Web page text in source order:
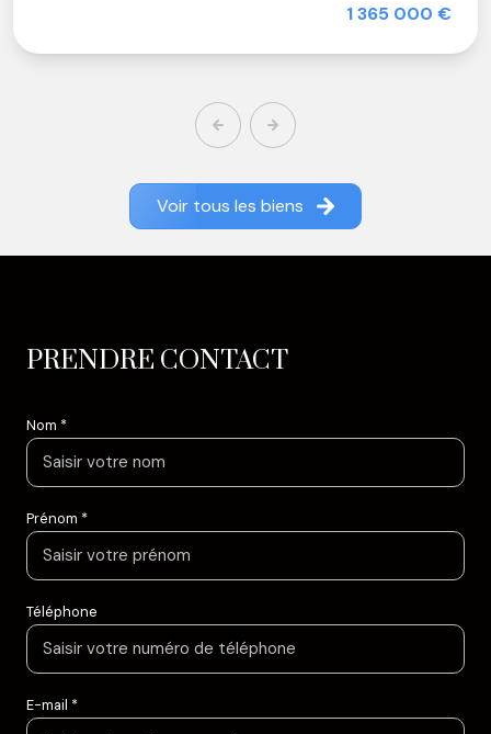
1 365 000 €
Voir tous les biens
PRENDRE CONTACT
Nom *
Prénom *
Téléphone
E-mail *